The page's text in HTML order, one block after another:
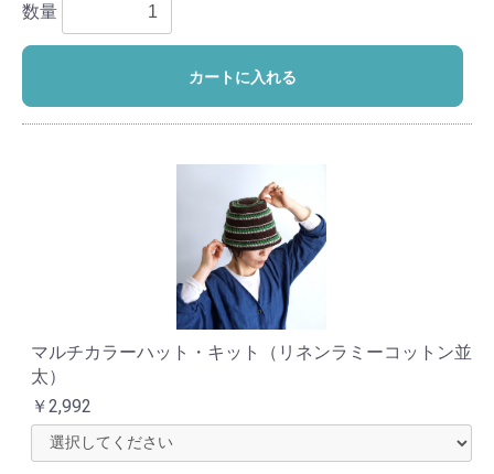
数量
カートに入れる
マルチカラーハット・キット（リネンラミーコットン並
太）
￥2,992